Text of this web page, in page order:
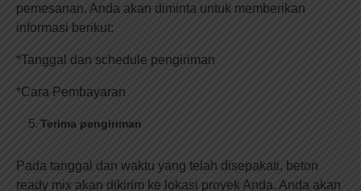
pemesanan. Anda akan diminta untuk memberikan
informasi berikut:
*Tanggal dan schedule pengiriman
*Cara Pembayaran
Terima pengiriman
Pada tanggal dan waktu yang telah disepakati, beton
ready mix akan dikirim ke lokasi proyek Anda. Anda akan